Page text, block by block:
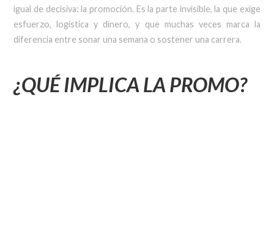
igual de decisiva: la promoción. Es la parte invisible, la que exige
esfuerzo, logística y dinero, y que muchas veces marca la
diferencia entre sonar una semana o sostener una carrera.
¿QUÉ IMPLICA LA PROMO?